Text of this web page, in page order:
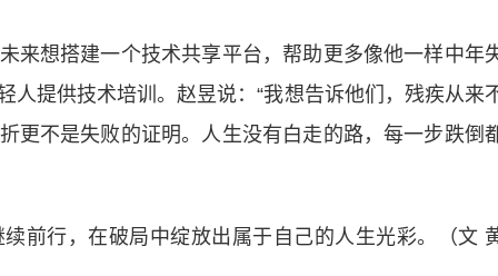
想搭建一个技术共享平台，帮助更多像他一样中年
人提供技术培训。赵昱说：“我想告诉他们，残疾从来
更不是失败的证明。人生没有白走的路，每一步跌倒
行，在破局中绽放出属于自己的人生光彩。（文